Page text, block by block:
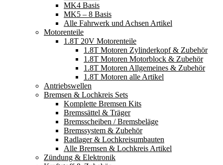
MK4 Basis
MK5 – 8 Basis
Alle Fahrwerk und Achsen Artikel
Motorenteile
1.8T 20V Motorenteile
1.8T Motoren Zylinderkopf & Zubehör
1.8T Motoren Motorblock & Zubehör
1.8T Motoren Allgemeines & Zubehör
1.8T Motoren alle Artikel
Antriebswellen
Bremsen & Lochkreis Sets
Komplette Bremsen Kits
Bremssättel & Träger
Bremsscheiben / Bremsbeläge
Bremssystem & Zubehör
Radlager & Lochkreisumbauten
Alle Bremsen & Lochkreis Artikel
Zündung & Elektronik